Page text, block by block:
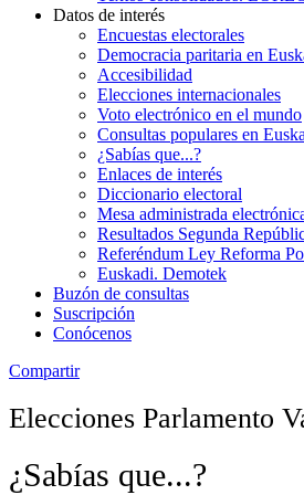
Datos de interés
Encuestas electorales
Democracia paritaria en
Accesibilidad
Elecciones internacionales
Voto electrónico en el mundo
Consultas populares en
¿Sabías que...?
Enlaces de interés
Diccionario electoral
Mesa administrada
Resultados Segunda
Referéndum Ley Reforma
Euskadi. Demotek
Buzón de consultas
Suscripción
Conócenos
Compartir
Elecciones Parlamento
¿Sabías que...?